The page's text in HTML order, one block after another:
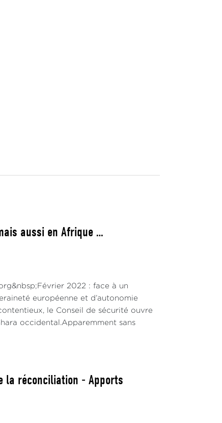
aussi en Afrique …
2022 : face à un
européenne et d’autonomie
le Conseil de sécurité ouvre
occidental.Apparemment sans
la réconciliation - Apports